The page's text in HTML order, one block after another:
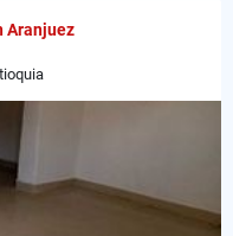
Aranjuez